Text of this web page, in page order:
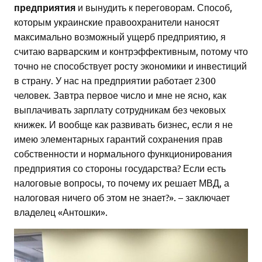
предприятия и вынудить к переговорам. Способ,
которым украинские правоохранители наносят
максимально возможный ущерб предприятию, я
считаю варварским и контрэффективным, потому что
точно не способствует росту экономики и инвестиций
в страну. У нас на предприятии работает 2300
человек. Завтра первое число и мне не ясно, как
выплачивать зарплату сотрудникам без чековых
книжек. И вообще как развивать бизнес, если я не
имею элементарных гарантий сохранения прав
собственности и нормального функционирования
предприятия со стороны государства? Если есть
налоговые вопросы, то почему их решает МВД, а
налоговая ничего об этом не знает?». – заключает
владелец «Антошки».